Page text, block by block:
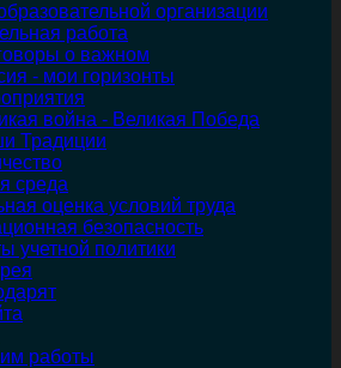
организации
работа
о важном
- мои горизонты
война - Великая Победа
Традиции
среда
оценка условий труда
безопасность
учетной политики
работы